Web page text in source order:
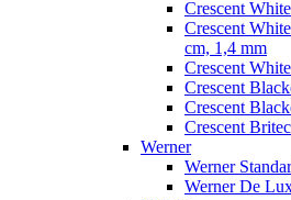
Crescent
Crescent
cm, 1,4 mm
Crescent
Crescent
Crescent
Crescent
Werner
Werner
Werner De